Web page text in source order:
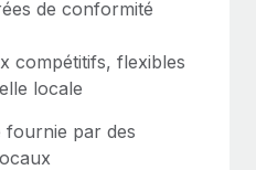
de conformité
compétitifs, flexibles
locale
fournie par des